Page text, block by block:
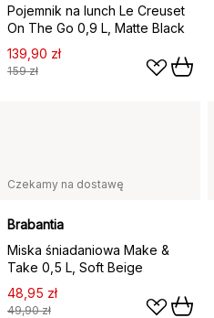
Pojemnik na lunch Le Creuset
On The Go 0,9 L, Matte Black
139,90 zł
159 zł
Czekamy na dostawę
Brabantia
Miska śniadaniowa Make &
Take 0,5 L, Soft Beige
48,95 zł
49,90 zł